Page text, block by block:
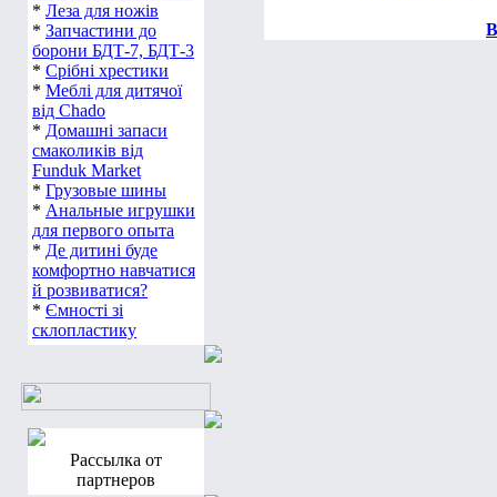
* Леза для ножів
* Запчастини до
борони БДТ-7, БДТ-3
* Срібні хрестики
* Меблі для дитячої
від Chado
* Домашні запаси
смаколиків від
Funduk Market
* Грузовые шины
* Анальные игрушки
для первого опыта
* Де дитині буде
комфортно навчатися
й розвиватися?
* Ємності зі
склопластику
Рассылка от
партнеров